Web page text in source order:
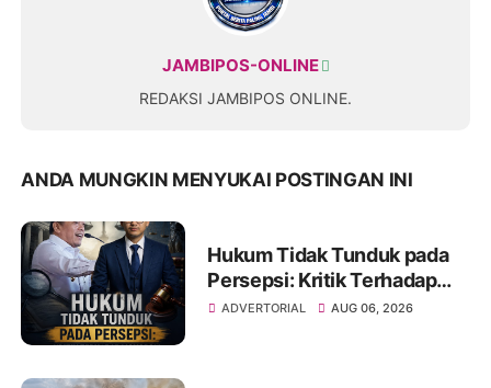
JAMBIPOS-ONLINE
REDAKSI JAMBIPOS ONLINE.
ANDA MUNGKIN MENYUKAI POSTINGAN INI
Hukum Tidak Tunduk pada
Persepsi: Kritik Terhadap
Monopoli Kebenaran oleh
ADVERTORIAL AUG 06, 2026